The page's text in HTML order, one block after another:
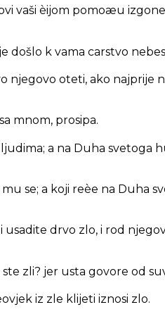
vaši èijom pomoæu
došlo k vama carstvo
oteti, ako najprije
mnom, prosipa.
a na Duha svetoga
se; a koji reèe na Duha
drvo zlo, i rod
zli? jer usta govore od
iz zle klijeti iznosi zlo.